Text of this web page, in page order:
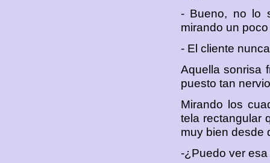
- Bueno, no lo
mirando un
- El cliente
Aquella sonrisa
puesto tan
Mirando los
tela rectangular
muy bien desde
-¿Puedo ver